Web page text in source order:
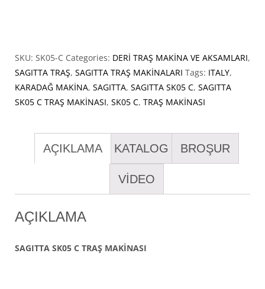
SKU: SK05-C Categories: DERİ TRAŞ MAKİNA VE AKSAMLARI,
SAGITTA TRAŞ, SAGITTA TRAŞ MAKİNALARI Tags: ITALY,
KARADAĞ MAKİNA, SAGITTA, SAGITTA SK05 C, SAGITTA
SK05 C TRAŞ MAKİNASI, SK05 C, TRAŞ MAKİNASI
AÇIKLAMA KATALOG BROŞUR
VİDEO
AÇIKLAMA
SAGITTA SK05 C TRAŞ MAKİNASI